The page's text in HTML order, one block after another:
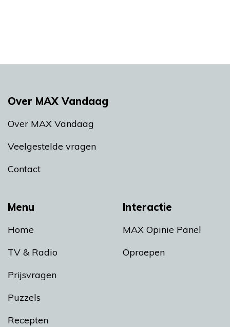
Menu
Home
TV & Radio
Prijsvragen
Puzzels
Recepten
Interactie
MAX Opinie Panel
Oproepen
Over MAX Vandaag
Over MAX Vandaag
Veelgestelde vragen
Contact